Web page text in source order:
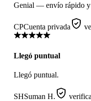
Genial — envío rápido y
CPCuenta privada
Llegó puntual
Llegó puntual.
SHSuman H.